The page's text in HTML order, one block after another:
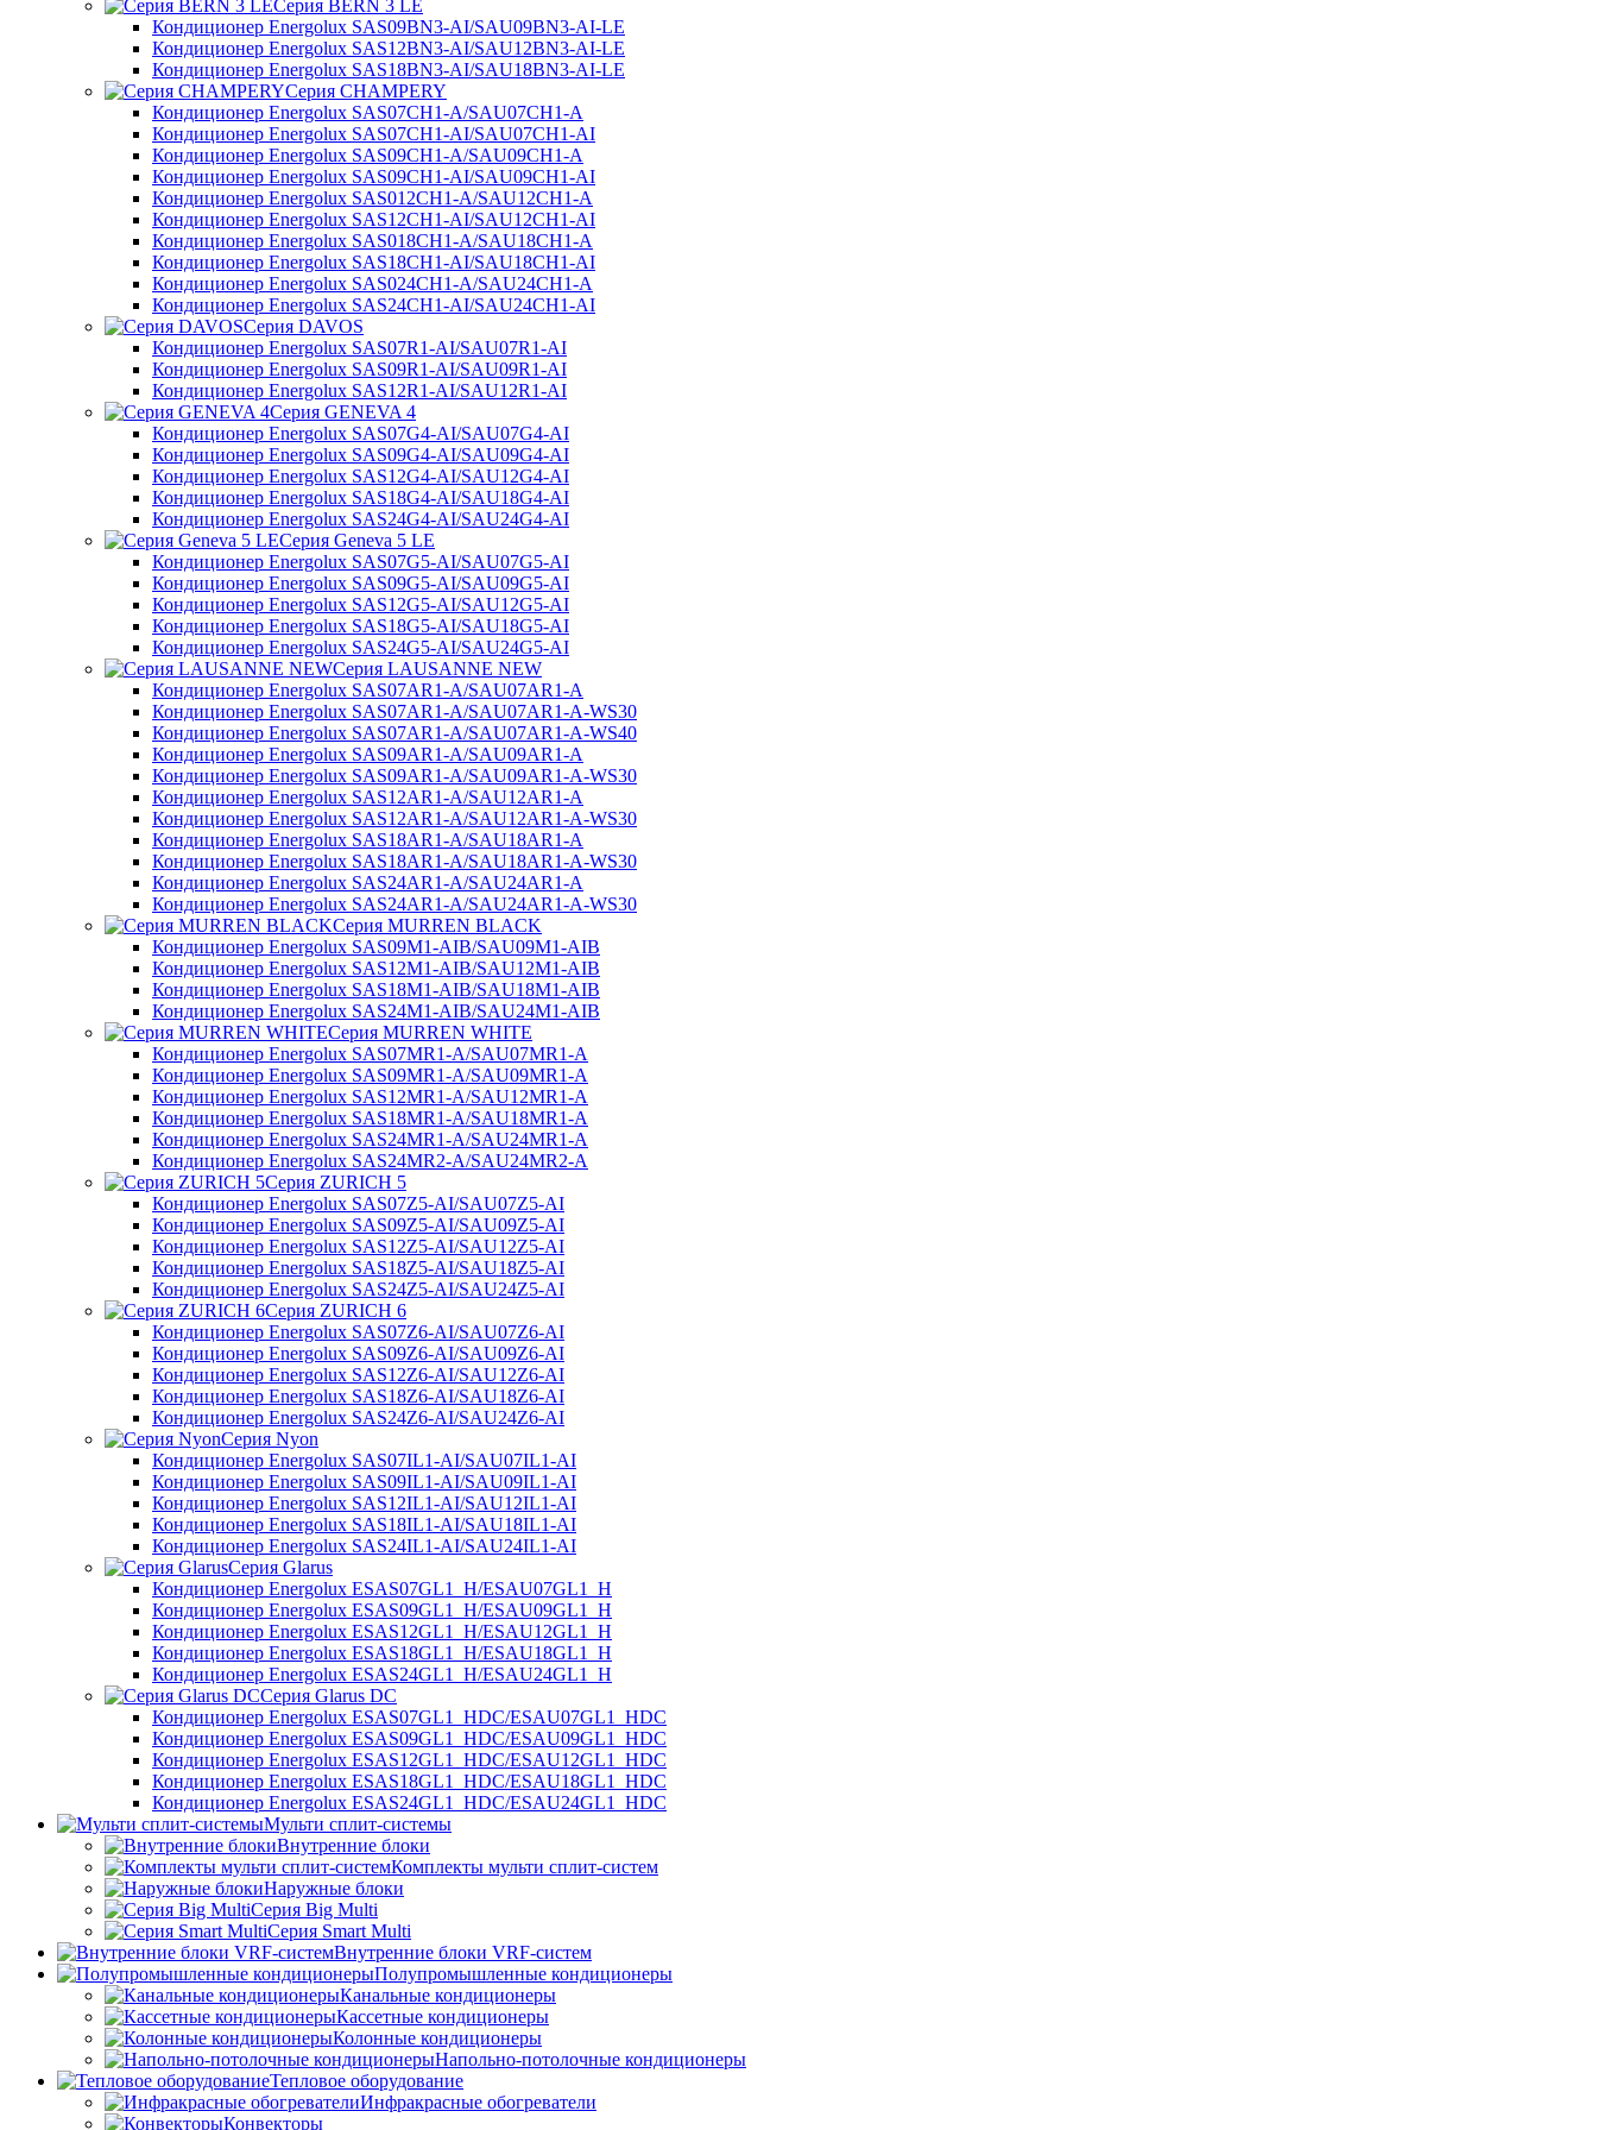
Серия BERN 3 LE
Кондиционер Energolux SAS09BN3-AI/SAU09BN3-AI-LE
Кондиционер Energolux SAS12BN3-AI/SAU12BN3-AI-LE
Кондиционер Energolux SAS18BN3-AI/SAU18BN3-AI-LE
Серия CHAMPERY
Кондиционер Energolux SAS07CH1-A/SAU07CH1-A
Кондиционер Energolux SAS07CH1-AI/SAU07CH1-AI
Кондиционер Energolux SAS09CH1-A/SAU09CH1-A
Кондиционер Energolux SAS09CH1-AI/SAU09CH1-AI
Кондиционер Energolux SAS012CH1-A/SAU12CH1-A
Кондиционер Energolux SAS12CH1-AI/SAU12CH1-AI
Кондиционер Energolux SAS018CH1-A/SAU18CH1-A
Кондиционер Energolux SAS18CH1-AI/SAU18CH1-AI
Кондиционер Energolux SAS024CH1-A/SAU24CH1-A
Кондиционер Energolux SAS24CH1-AI/SAU24CH1-AI
Серия DAVOS
Кондиционер Energolux SAS07R1-AI/SAU07R1-AI
Кондиционер Energolux SAS09R1-AI/SAU09R1-AI
Кондиционер Energolux SAS12R1-AI/SAU12R1-AI
Серия GENEVA 4
Кондиционер Energolux SAS07G4-AI/SAU07G4-AI
Кондиционер Energolux SAS09G4-AI/SAU09G4-AI
Кондиционер Energolux SAS12G4-AI/SAU12G4-AI
Кондиционер Energolux SAS18G4-AI/SAU18G4-AI
Кондиционер Energolux SAS24G4-AI/SAU24G4-AI
Серия Geneva 5 LE
Кондиционер Energolux SAS07G5-AI/SAU07G5-AI
Кондиционер Energolux SAS09G5-AI/SAU09G5-AI
Кондиционер Energolux SAS12G5-AI/SAU12G5-AI
Кондиционер Energolux SAS18G5-AI/SAU18G5-AI
Кондиционер Energolux SAS24G5-AI/SAU24G5-AI
Серия LAUSANNE NEW
Кондиционер Energolux SAS07AR1-A/SAU07AR1-A
Кондиционер Energolux SAS07AR1-A/SAU07AR1-A-WS30
Кондиционер Energolux SAS07AR1-A/SAU07AR1-A-WS40
Кондиционер Energolux SAS09AR1-A/SAU09AR1-A
Кондиционер Energolux SAS09AR1-A/SAU09AR1-A-WS30
Кондиционер Energolux SAS12AR1-A/SAU12AR1-A
Кондиционер Energolux SAS12AR1-A/SAU12AR1-A-WS30
Кондиционер Energolux SAS18AR1-A/SAU18AR1-A
Кондиционер Energolux SAS18AR1-A/SAU18AR1-A-WS30
Кондиционер Energolux SAS24AR1-A/SAU24AR1-A
Кондиционер Energolux SAS24AR1-A/SAU24AR1-A-WS30
Серия MURREN BLACK
Кондиционер Energolux SAS09M1-AIB/SAU09M1-AIB
Кондиционер Energolux SAS12M1-AIB/SAU12M1-AIB
Кондиционер Energolux SAS18M1-AIB/SAU18M1-AIB
Кондиционер Energolux SAS24M1-AIB/SAU24M1-AIB
Серия MURREN WHITE
Кондиционер Energolux SAS07MR1-A/SAU07MR1-A
Кондиционер Energolux SAS09MR1-A/SAU09MR1-A
Кондиционер Energolux SAS12MR1-A/SAU12MR1-A
Кондиционер Energolux SAS18MR1-A/SAU18MR1-A
Кондиционер Energolux SAS24MR1-A/SAU24MR1-A
Кондиционер Energolux SAS24MR2-A/SAU24MR2-A
Серия ZURICH 5
Кондиционер Energolux SAS07Z5-AI/SAU07Z5-AI
Кондиционер Energolux SAS09Z5-AI/SAU09Z5-AI
Кондиционер Energolux SAS12Z5-AI/SAU12Z5-AI
Кондиционер Energolux SAS18Z5-AI/SAU18Z5-AI
Кондиционер Energolux SAS24Z5-AI/SAU24Z5-AI
Серия ZURICH 6
Кондиционер Energolux SAS07Z6-AI/SAU07Z6-AI
Кондиционер Energolux SAS09Z6-AI/SAU09Z6-AI
Кондиционер Energolux SAS12Z6-AI/SAU12Z6-AI
Кондиционер Energolux SAS18Z6-AI/SAU18Z6-AI
Кондиционер Energolux SAS24Z6-AI/SAU24Z6-AI
Серия Nyon
Кондиционер Energolux SAS07IL1-AI/SAU07IL1-AI
Кондиционер Energolux SAS09IL1-AI/SAU09IL1-AI
Кондиционер Energolux SAS12IL1-AI/SAU12IL1-AI
Кондиционер Energolux SAS18IL1-AI/SAU18IL1-AI
Кондиционер Energolux SAS24IL1-AI/SAU24IL1-AI
Серия Glarus
Кондиционер Energolux ESAS07GL1_H/ESAU07GL1_H
Кондиционер Energolux ESAS09GL1_H/ESAU09GL1_H
Кондиционер Energolux ESAS12GL1_H/ESAU12GL1_H
Кондиционер Energolux ESAS18GL1_H/ESAU18GL1_H
Кондиционер Energolux ESAS24GL1_H/ESAU24GL1_H
Серия Glarus DC
Кондиционер Energolux ESAS07GL1_HDC/ESAU07GL1_HDC
Кондиционер Energolux ESAS09GL1_HDC/ESAU09GL1_HDC
Кондиционер Energolux ESAS12GL1_HDC/ESAU12GL1_HDC
Кондиционер Energolux ESAS18GL1_HDC/ESAU18GL1_HDC
Кондиционер Energolux ESAS24GL1_HDC/ESAU24GL1_HDC
Мульти сплит-системы
Внутренние блоки
Комплекты мульти сплит-систем
Наружные блоки
Серия Big Multi
Серия Smart Multi
Внутренние блоки VRF-систем
Полупромышленные кондиционеры
Канальные кондиционеры
Кассетные кондиционеры
Колонные кондиционеры
Напольно-потолочные кондиционеры
Тепловое оборудование
Инфракрасные обогреватели
Конвекторы